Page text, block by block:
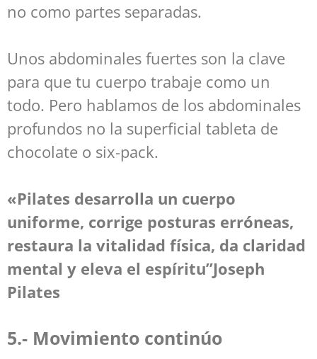
no como partes separadas.
Unos abdominales fuertes son la clave
para que tu cuerpo trabaje como un
todo. Pero hablamos de los abdominales
profundos no la superficial tableta de
chocolate o six-pack.
«Pilates desarrolla un cuerpo
uniforme, corrige posturas erróneas,
restaura la vitalidad física, da claridad
mental y eleva el espíritu”Joseph
Pilates
5.- Movimiento continúo